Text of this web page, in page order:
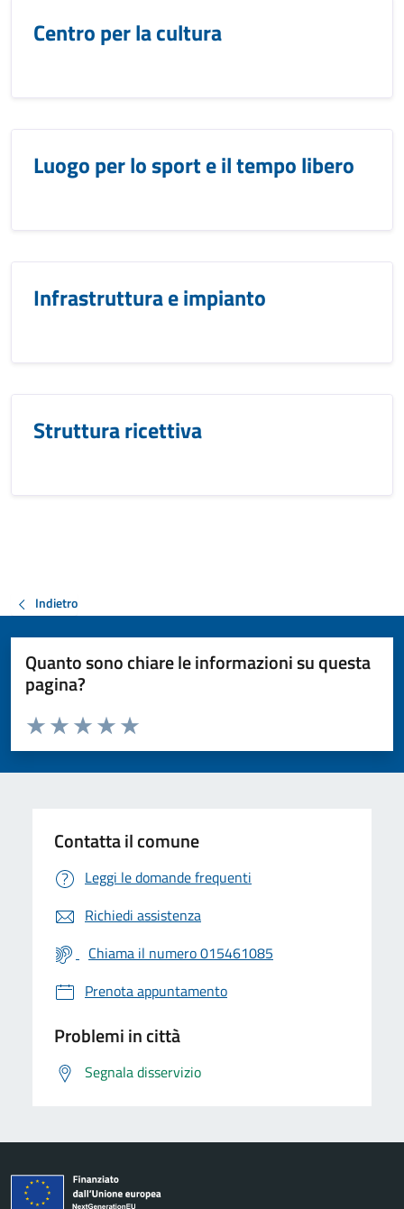
Centro per la cultura
Luogo per lo sport e il tempo libero
Infrastruttura e impianto
Struttura ricettiva
Indietro
Quanto sono chiare le informazioni su questa
pagina?
Valuta da 1 a 5 stelle la pagina
Valuta 5 stelle su 5
Valuta 4 stelle su 5
Valuta 3 stelle su 5
Valuta 2 stelle su 5
Valuta 1 stelle su 5
Contatta il comune
Leggi le domande frequenti
Richiedi assistenza
Chiama il numero 015461085
Prenota appuntamento
Problemi in città
Segnala disservizio